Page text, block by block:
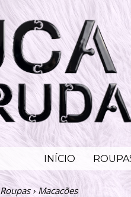
INÍCIO
Roupas › Macacões